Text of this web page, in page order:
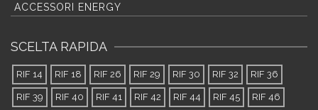
ACCESSORI ENERGY
SCELTA RAPIDA
RIF 14 RIF 18 RIF 26 RIF 29 RIF 30 RIF 32 RIF 36
RIF 39 RIF 40 RIF 41 RIF 42 RIF 44 RIF 45 RIF 46